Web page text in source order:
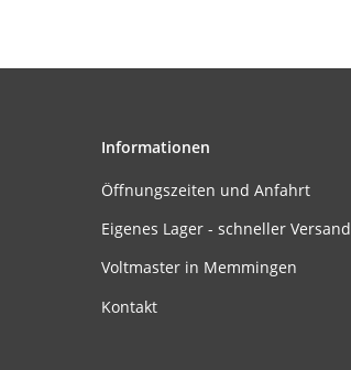
Informationen
Öffnungszeiten und Anfahrt
Eigenes Lager - schneller Versand
Voltmaster in Memmingen
Kontakt